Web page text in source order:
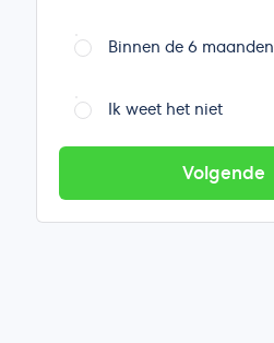
Binnen de 6 maanden
Ik weet het niet
Volgende